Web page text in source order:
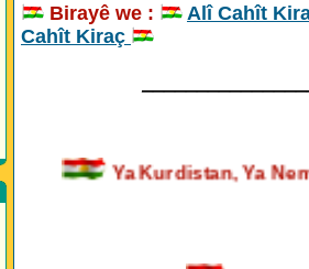
Birayê we :
Alî Cahît
Cahît Kiraç
Ya Kurdistan, Ya